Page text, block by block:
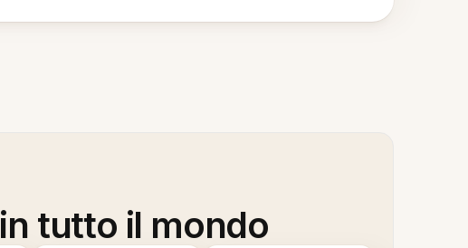
tutto il mondo